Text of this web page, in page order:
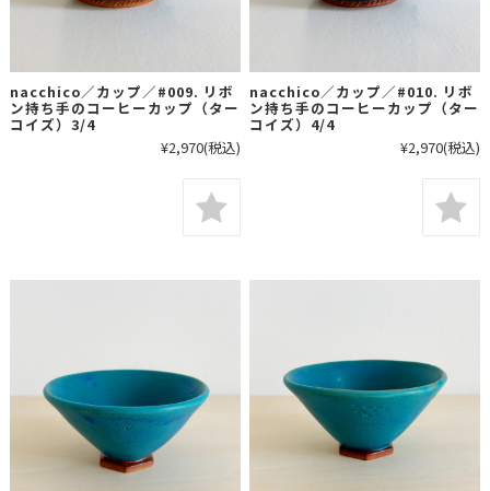
nacchico／カップ／#009. リボ
ン持ち手のコーヒーカップ（ター
コイズ）3/4
¥2,970(税込)
nacchico／カップ／#010. リボ
ン持ち手のコーヒーカップ（ター
コイズ）4/4
¥2,970(税込)